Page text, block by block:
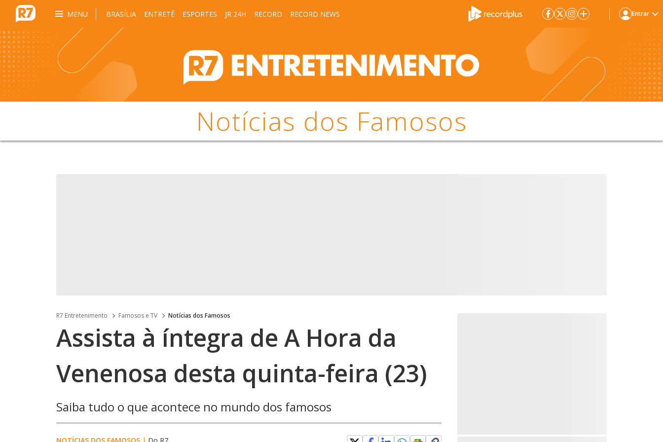
MENU BRASÍLIA ENTRETÊ ESPORTES JR 24H RECORD RECORD NEWS Entrar
Notícias dos Famosos
R7 Entretenimento Famosos e TV Notícias dos Famosos
Assista à íntegra de A Hora da
Venenosa desta quinta-feira (23)
Saiba tudo o que acontece no mundo dos famosos